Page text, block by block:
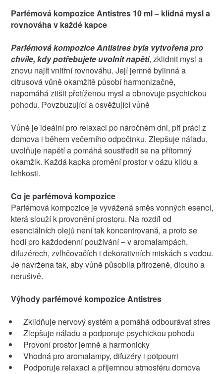
Parfémová kompozice Antistres 10 ml – klidná mysl a
rovnováha v každé kapce
Parfémová kompozice Antistres byla vytvořena pro
chvíle, kdy potřebujete uvolnit napětí, zklidnit mysl a
znovu najít vnitřní rovnováhu. Její jemně bylinná a
citrusová vůně okamžitě působí harmonizačně,
napomáhá ztišit přetíženou mysl a obnovuje psychickou
pohodu. Povzbuzující a osvěžující vůně
Vůně je ideální pro relaxaci po náročném dni, při práci z
domova i během večerního odpočinku. Zlepšuje náladu,
uvolňuje napětí a pomáhá soustředit se na přítomný
okamžik. Každá kapka promění prostor v oázu klidu a
lehkosti.
Co je parfémová kompozice
Parfémová kompozice je vyvážená směs vonných esencí,
která slouží k provonění prostoru. Na rozdíl od
esenciálních olejů není tak koncentrovaná, a proto se
hodí pro každodenní používání – v aromalampách,
difuzérech, zvlhčovačích i dekorativních miskách s vodou.
Je navržena tak, aby vůně působila přirozeně, dlouho a
nerušivě.
Výhody parfémové kompozice Antistres
Zklidňuje nervový systém a pomáhá odbourávat stres
Zlepšuje náladu a podporuje psychickou pohodu
Provoní prostor jemně a harmonicky
Vhodná pro aromalampy, difuzéry i potpourri
Podporuje relaxaci a příjemnou atmosféru domova